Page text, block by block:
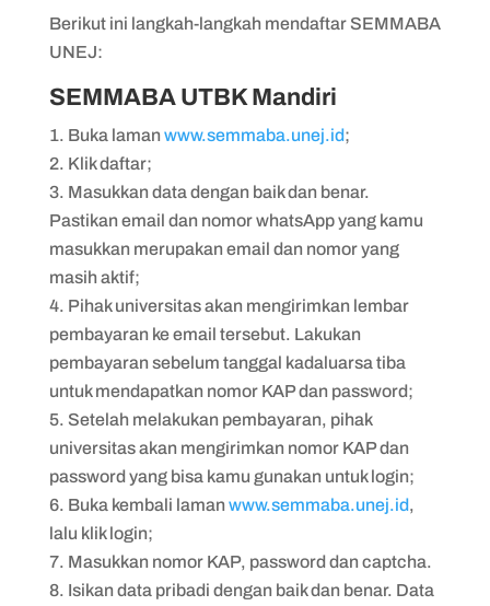
Berikut ini langkah-langkah mendaftar SEMMABA
UNEJ:
SEMMABA UTBK Mandiri
Buka lamanwww.semmaba.unej.id;
Klik daftar;
Masukkan data dengan baik dan benar.
Pastikan email dan nomor whatsApp yang kamu
masukkan merupakan email dan nomor yang
masih aktif;
Pihak universitas akan mengirimkan lembar
pembayaran ke email tersebut. Lakukan
pembayaran sebelum tanggal kadaluarsa tiba
untuk mendapatkan nomor KAP dan password;
Setelah melakukan pembayaran, pihak
universitas akan mengirimkan nomor KAP dan
password yang bisa kamu gunakan untuk login;
Buka kembali lamanwww.semmaba.unej.id,
lalu klik login;
Masukkan nomor KAP, password dan captcha.
Isikan data pribadi dengan baik dan benar. Data